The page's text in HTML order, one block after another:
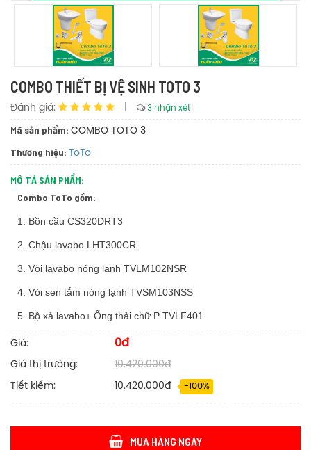
COMBO THIẾT BỊ VỆ SINH TOTO 3
Đánh giá: 3 nhận xét
Mã sản phẩm: COMBO TOTO 3
Thương hiệu: ToTo
MÔ TẢ SẢN PHẨM:
Combo ToTo gồm:
1. Bồn cầu CS320DRT3
2. Chậu lavabo LHT300CR
3. Vòi lavabo nóng lạnh TVLM102NSR
4. Vòi sen tắm nóng lạnh TVSM103NSS
5. Bộ xả lavabo+ Ống thải chữ P TVLF401
Giá: 0đ
Giá thị trường: 10.420.000đ
Tiết kiếm: 10.420.000đ -100%
MUA HÀNG NGAY